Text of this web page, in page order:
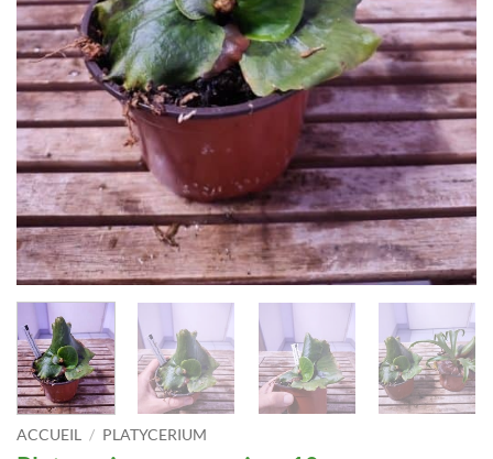
ACCUEIL / PLATYCERIUM